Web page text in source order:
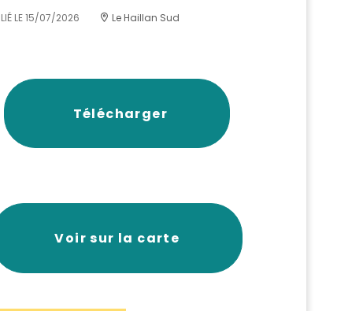
LE15/07/2026 Le Haillan Sud
Télécharger
Voir sur la carte